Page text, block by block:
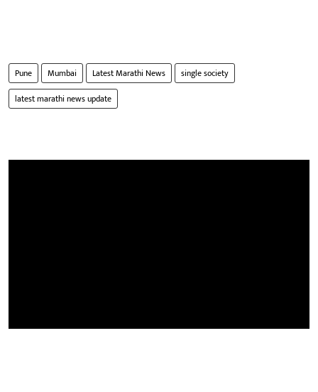
Pune Mumbai Latest Marathi News
single society
latest marathi news update